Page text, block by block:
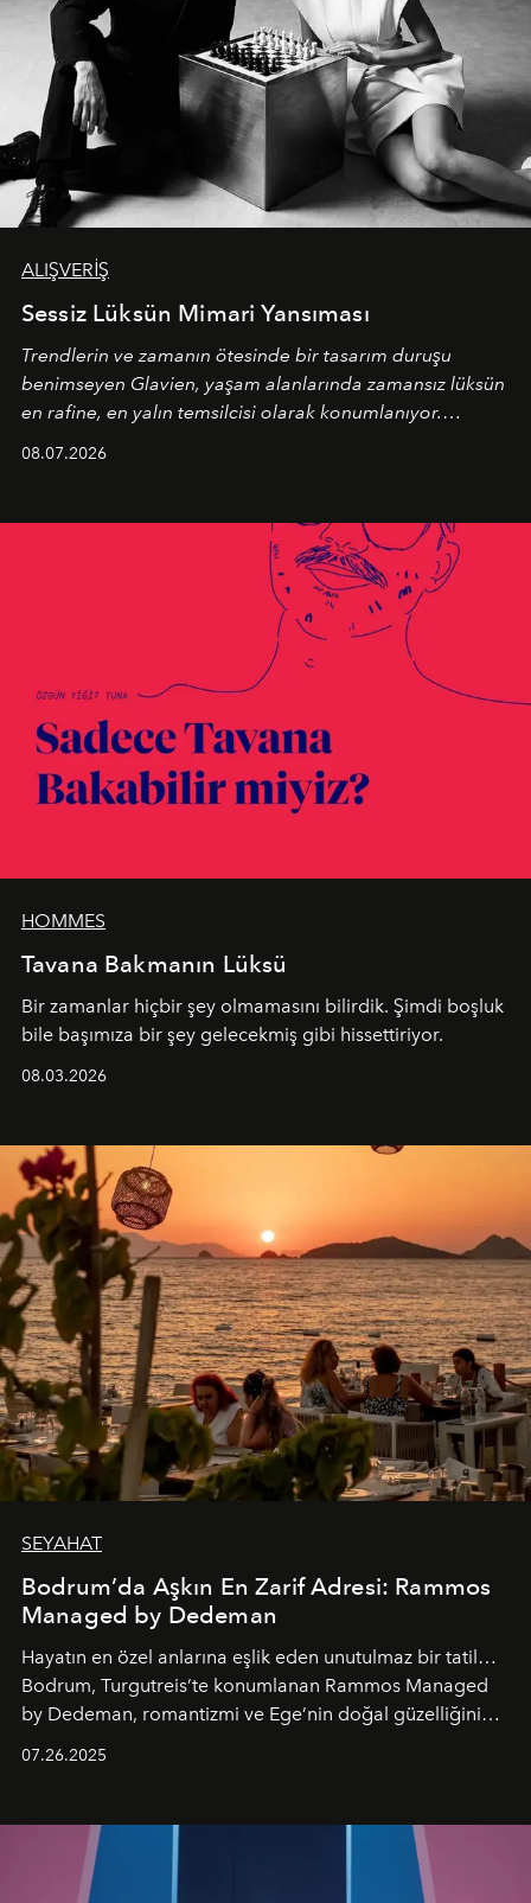
ALIŞVERİŞ
Sessiz Lüksün Mimari Yansıması
Trendlerin ve zamanın ötesinde bir tasarım duruşu
benimseyen Glavien, yaşam alanlarında zamansız lüksün
en rafine, en yalın temsilcisi olarak konumlanıyor.
08.07.2026
HOMMES
Tavana Bakmanın Lüksü
Bir zamanlar hiçbir şey olmamasını bilirdik. Şimdi boşluk
bile başımıza bir şey gelecekmiş gibi hissettiriyor.
08.03.2026
SEYAHAT
Bodrum’da Aşkın En Zarif Adresi: Rammos
Managed by Dedeman
Hayatın en özel anlarına eşlik eden unutulmaz bir tatil…
Bodrum, Turgutreis’te konumlanan Rammos Managed
by Dedeman, romantizmi ve Ege’nin doğal güzelliğini
07.26.2025